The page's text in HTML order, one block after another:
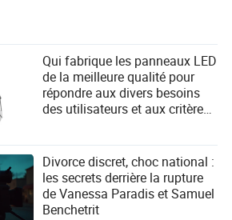
Qui fabrique les panneaux LED
de la meilleure qualité pour
répondre aux divers besoins
des utilisateurs et aux critères
Divorce discret, choc national :
les secrets derrière la rupture
de Vanessa Paradis et Samuel
Benchetrit